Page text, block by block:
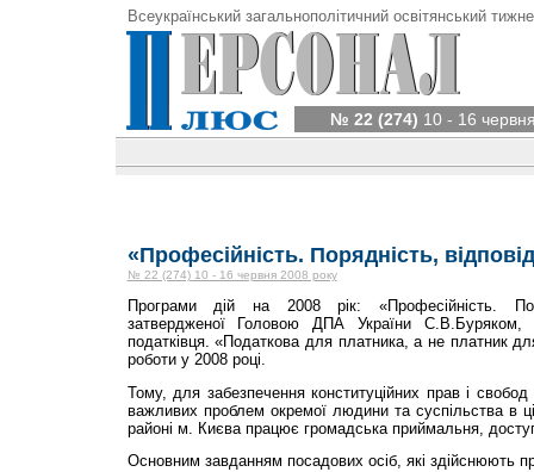
Всеукраїнський загальнополітичний освітянський
№ 22 (274) 10 - 16
«Професійність. Порядність,
№ 22 (274) 10 - 16 червня 2008 року
Програми дій на 2008 рік: «Професійність.
затвердженої Головою ДПА України С.В.Буряком, є
податківця. «Податкова для платника, а не платник
роботи у 2008 році.
Тому, для забезпечення конституційних прав і
важливих проблем окремої людини та суспільства в
районі м. Києва працює громадська приймальня, доступ
Основним завданням посадових осіб, які здій­снюють